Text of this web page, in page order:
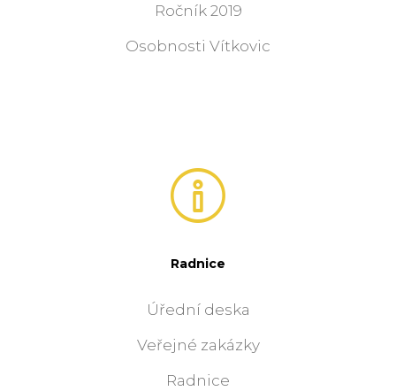
Ročník 2019
Osobnosti Vítkovic
Radnice
Úřední deska
Veřejné zakázky
Radnice